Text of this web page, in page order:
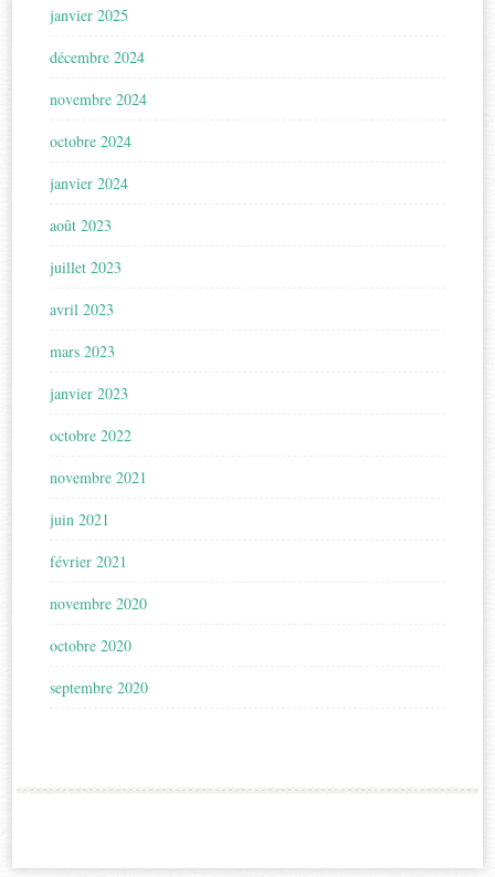
janvier 2025
décembre 2024
novembre 2024
octobre 2024
janvier 2024
août 2023
juillet 2023
avril 2023
mars 2023
janvier 2023
octobre 2022
novembre 2021
juin 2021
février 2021
novembre 2020
octobre 2020
septembre 2020